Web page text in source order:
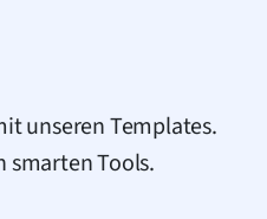
unseren Templates.
smarten Tools.